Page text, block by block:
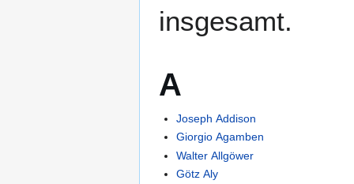
insgesamt.
A
Joseph Addison
Giorgio Agamben
Walter Allgöwer
Götz Aly